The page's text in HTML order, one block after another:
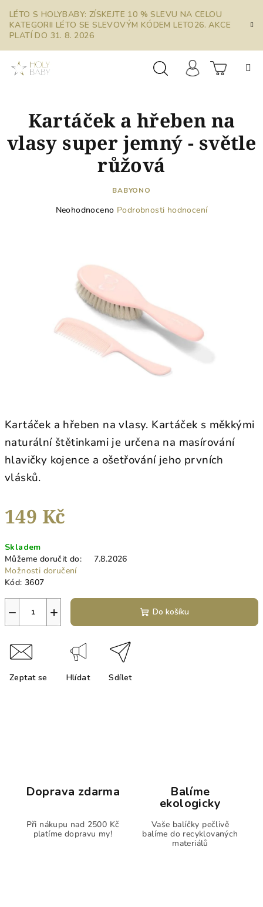
obsah
LÉTO S HOLYBABY: ZÍSKEJTE 10 % SLEVU NA CELOU
KATEGORII LÉTO SE SLEVOVÝM KÓDEM LETO26. AKCE
PLATÍ DO 31. 8. 2026
košík
Kartáček a hřeben na vlasy. Kartáček s měkkými
naturální štětinkami je určena na masírování
hlavičky kojence a ošetřování jeho prvních
vlásků.
149 Kč
cena:
Skladem
Můžeme doručit do:
7.8.2026
Možnosti doručení
Kód: 3607
+
− Do košíku
Zeptat se Hlídat Sdílet
Kartáček a hřeben na
vlasy super jemný - světle
růžová
BABYONO
Průměrné
hvězdiček.
Neohodnoceno Podrobnosti hodnocení
Doprava zdarma
Při nákupu nad 2500 Kč
platíme dopravu my!
Balíme
ekologicky
Vaše balíčky pečlivě
balíme do recyklovaných
materiálů